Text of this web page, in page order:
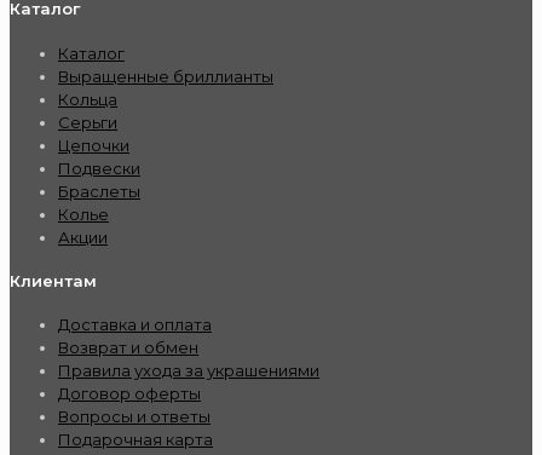
Каталог
Каталог
Выращенные бриллианты
Кольца
Серьги
Цепочки
Подвески
Браслеты
Колье
Акции
Клиентам
Доставка и оплата
Возврат и обмен
Правила ухода за украшениями
Договор оферты
Вопросы и ответы
Подарочная карта